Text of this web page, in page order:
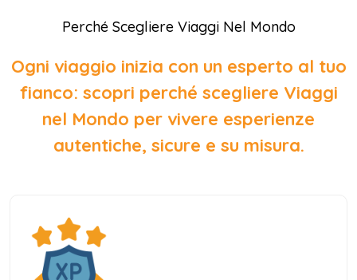
Perché Scegliere Viaggi Nel Mondo
Ogni viaggio inizia con un esperto al tuo
fianco: scopri perché scegliere Viaggi
nel Mondo per vivere esperienze
autentiche, sicure e su misura.